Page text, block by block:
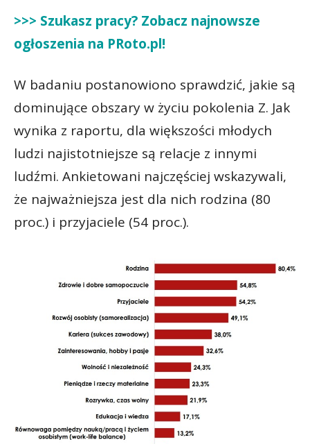
>>> Szukasz pracy? Zobacz najnowsze
ogłoszenia na PRoto.pl!
W badaniu postanowiono sprawdzić, jakie są
dominujące obszary w życiu pokolenia Z. Jak
wynika z raportu, dla większości młodych
ludzi najistotniejsze są relacje z innymi
ludźmi. Ankietowani najczęściej wskazywali,
że najważniejsza jest dla nich rodzina (80
proc.) i przyjaciele (54 proc.).